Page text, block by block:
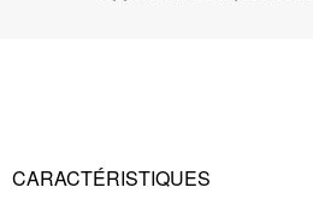
CARACTÉRISTIQUES